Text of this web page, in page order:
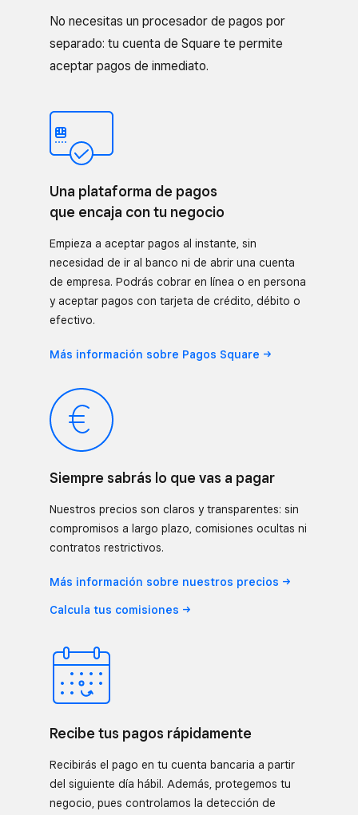
No necesitas un procesador de pagos por
separado: tu cuenta de Square te permite
aceptar pagos de inmediato.
Una plataforma de pagos
que encaja con tu negocio
Empieza a aceptar pagos al instante, sin
necesidad de ir al banco ni de abrir una cuenta
de empresa. Podrás cobrar en línea o en persona
y aceptar pagos con tarjeta de crédito, débito o
efectivo.
Más información sobre Pagos Square
Siempre sabrás lo que vas a pagar
Nuestros precios son claros y transparentes: sin
compromisos a largo plazo, comisiones ocultas ni
contratos restrictivos.
Más información sobre nuestros precios
Calcula tus comisiones
Recibe tus pagos rápidamente
Recibirás el pago en tu cuenta bancaria a partir
del siguiente día hábil. Además, protegemos tu
negocio, pues controlamos la detección de